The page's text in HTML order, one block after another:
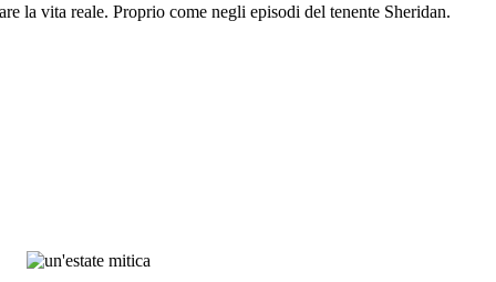
la vita reale. Proprio come negli episodi del tenente Sheridan.